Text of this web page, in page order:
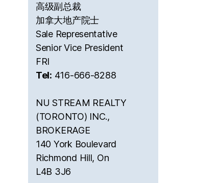
高级副总裁
加拿大地产院士
Sale Representative
Senior Vice President
FRI
Tel: 416-666-8288
NU STREAM REALTY
(TORONTO) INC.,
BROKERAGE
140 York Boulevard
Richmond Hill, On
L4B 3J6